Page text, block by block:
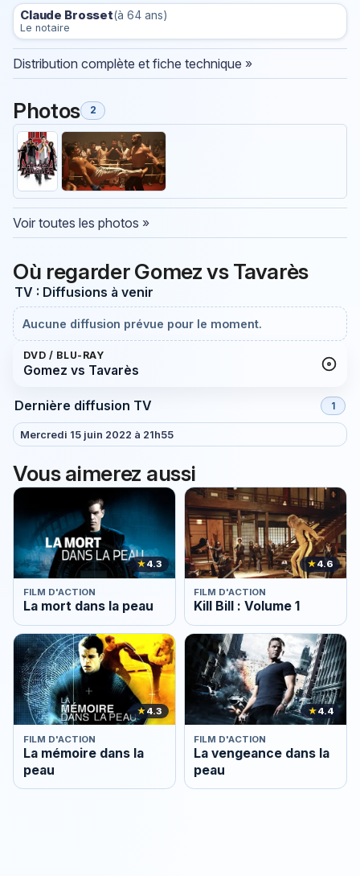
Claude Brosset(à 64 ans)
Le notaire
Distribution complète et fiche technique »
Photos 2
Voir toutes les photos »
Où regarder Gomez vs Tavarès
TV : Diffusions à venir
Aucune diffusion prévue pour le moment.
DVD / BLU-RAY
Gomez vs Tavarès
Dernière diffusion TV 1
Mercredi 15 juin 2022 à 21h55
Vous aimerez aussi
★4.3
FILM D'ACTION
La mort dans la peau
★4.6
FILM D'ACTION
Kill Bill : Volume 1
★4.3
FILM D'ACTION
La mémoire dans la
peau
★4.4
FILM D'ACTION
La vengeance dans la
peau